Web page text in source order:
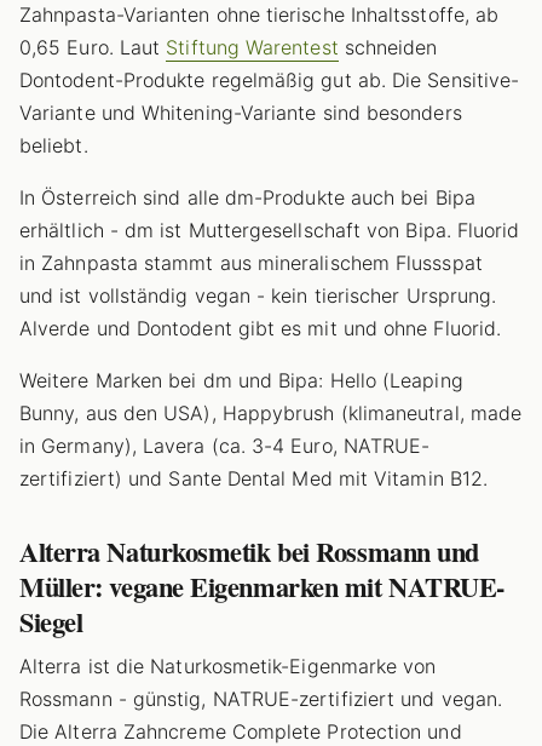
Zahnpasta-Varianten ohne tierische Inhaltsstoffe, ab
0,65 Euro. Laut Stiftung Warentest schneiden
Dontodent-Produkte regelmäßig gut ab. Die Sensitive-
Variante und Whitening-Variante sind besonders
beliebt.
In Österreich sind alle dm-Produkte auch bei Bipa
erhältlich - dm ist Muttergesellschaft von Bipa. Fluorid
in Zahnpasta stammt aus mineralischem Flussspat
und ist vollständig vegan - kein tierischer Ursprung.
Alverde und Dontodent gibt es mit und ohne Fluorid.
Weitere Marken bei dm und Bipa: Hello (Leaping
Bunny, aus den USA), Happybrush (klimaneutral, made
in Germany), Lavera (ca. 3-4 Euro, NATRUE-
zertifiziert) und Sante Dental Med mit Vitamin B12.
Alterra Naturkosmetik bei Rossmann und
Müller: vegane Eigenmarken mit NATRUE-
Siegel
Alterra ist die Naturkosmetik-Eigenmarke von
Rossmann - günstig, NATRUE-zertifiziert und vegan.
Die Alterra Zahncreme Complete Protection und